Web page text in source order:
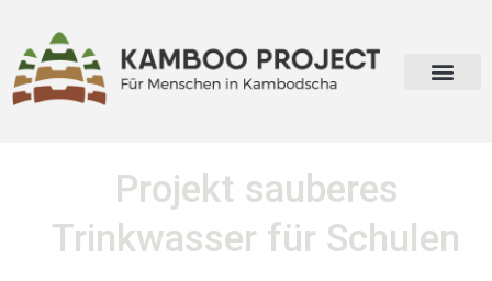
Projekt sauberes
Trinkwasser für Schulen